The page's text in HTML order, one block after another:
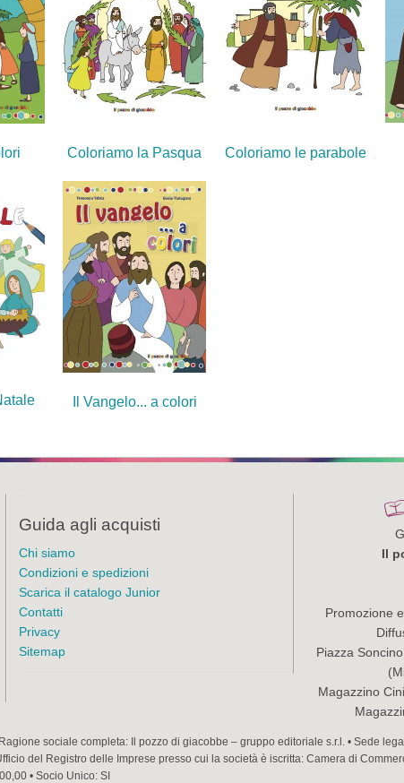
Coloriamo la Pasqua Coloriamo le parabole
Il Vangelo... a colori
Guida agli acquisti
Chi siamo
Condizioni e spedizioni
Scarica il catalogo Junior
Contatti
Privacy
Sitemap
Il
Promozione
Piazza
Magazzino
sociale completa: Il pozzo di giacobbe – gruppo editoriale s.r.l. • Sede
del Registro delle Imprese presso cui la società è iscritta: Camera di
• Socio Unico: SI